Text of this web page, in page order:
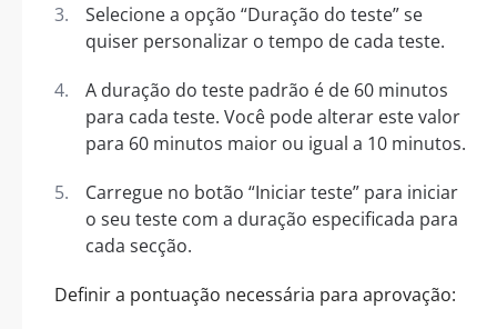
Selecione a opção “Duração do teste” se
quiser personalizar o tempo de cada teste.
A duração do teste padrão é de 60 minutos
para cada teste. Você pode alterar este valor
para 60 minutos maior ou igual a 10 minutos.
Carregue no botão “Iniciar teste” para iniciar
o seu teste com a duração especificada para
cada secção.
Definir a pontuação necessária para aprovação: